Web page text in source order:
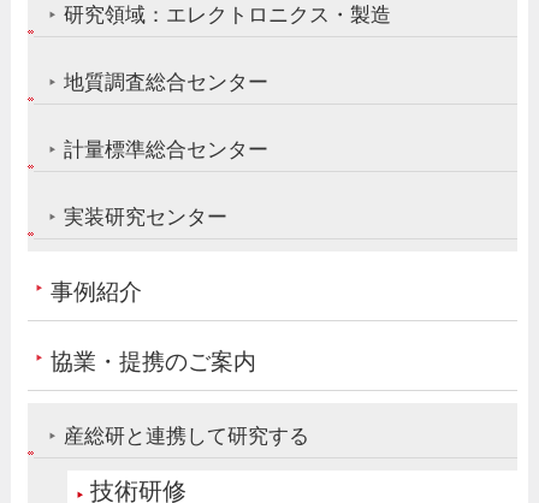
研究領域：エレクトロニクス・製造
地質調査総合センター
計量標準総合センター
実装研究センター
事例紹介
協業・提携のご案内
産総研と連携して研究する
技術研修